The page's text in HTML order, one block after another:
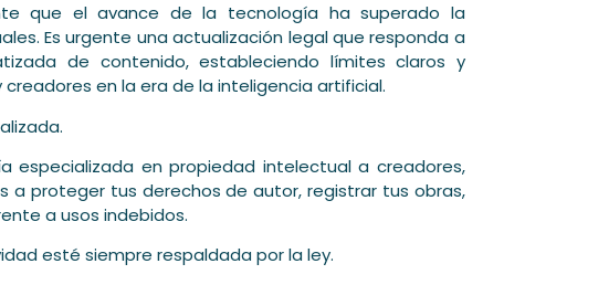
que el avance de la tecnología ha superado la
Es urgente una actualización legal que responda a
de contenido, estableciendo límites claros y
en la era de la inteligencia artificial.
especializada en propiedad intelectual a creadores,
a proteger tus derechos de autor, registrar tus obras,
a usos indebidos.
esté siempre respaldada por la ley.